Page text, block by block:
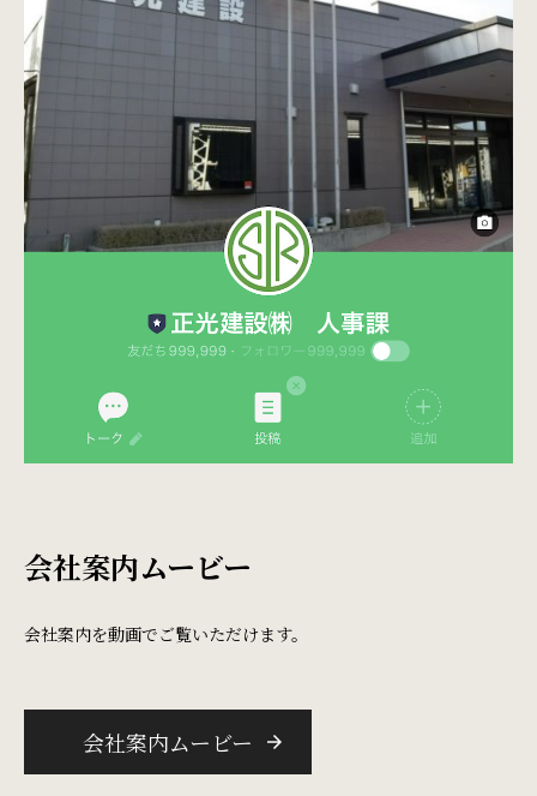
会社案内ムービー
会社案内を動画でご覧いただけます。
会社案内ムービー